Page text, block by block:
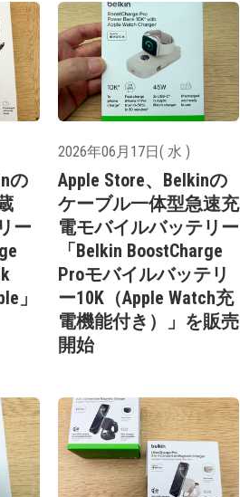
の
ー
」
2026年06月17日( 水 )
Apple Store、Belkinの
ケーブル一体型急速充
電モバイルバッテリー
「Belkin BoostCharge
Proモバイルバッテリ
ー10K（Apple Watch充
電機能付き）」を販売
開始